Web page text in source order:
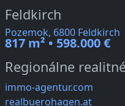
Feldkirch
Pozemok, 6800 Feldkirch
817 m² • 598.000 €
Regionálne
immo-agentur.com
realbuerohagen.at